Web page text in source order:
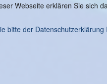
Webseite erklären Sie sich
bitte der Datenschutzerklärung